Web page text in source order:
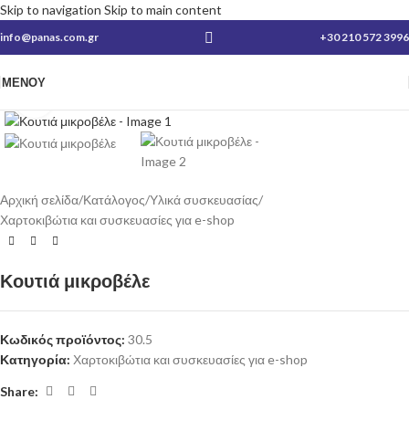
Skip to navigation Skip to main content
info@panas.com.gr +30 210 572 3996
ΜΕΝΟΎ
Αρχική σελίδα/Κατάλογος/Υλικά συσκευασίας/
Χαρτοκιβώτια και συσκευασίες για e-shop
Κουτιά μικροβέλε
Κωδικός προϊόντος: 30.5
Κατηγορία: Χαρτοκιβώτια και συσκευασίες για e-shop
Share: